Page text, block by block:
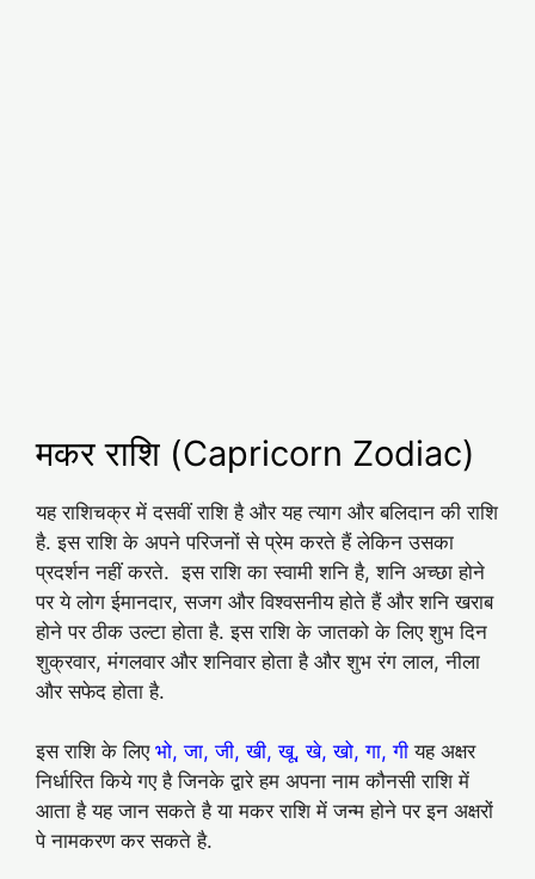
मकर राशि (Capricorn Zodiac)
यह राशिचक्र में दसवीं राशि है और यह त्‍याग और बलिदान की राशि
है. इस राशि के अपने परिजनों से प्रेम करते हैं लेकिन उसका
प्रदर्शन नहीं करते. इस राशि का स्वामी शनि है, शनि अच्‍छा होने
पर ये लोग ईमानदार, सजग और विश्‍वसनीय होते हैं और शनि खराब
होने पर ठीक उल्‍टा होता है. इस राशि के जातको के लिए शुभ दिन
शुक्रवार, मंगलवार और शनिवार होता है और शुभ रंग लाल, नीला
और सफेद होता है.
इस राशि के लिए भो, जा, जी, खी, खू, खे, खो, गा, गी यह अक्षर
निर्धारित किये गए है जिनके द्वारे हम अपना नाम कौनसी राशि में
आता है यह जान सकते है या मकर राशि में जन्म होने पर इन अक्षरों
पे नामकरण कर सकते है.